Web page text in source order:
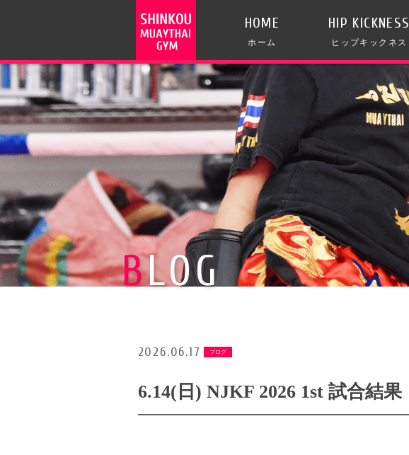
HOME
ホーム
HIP KICKNESS
ヒップキックネス
BLOG
2026.06.17 ブログ
6.14(日) NJKF 2026 1st 試合結果